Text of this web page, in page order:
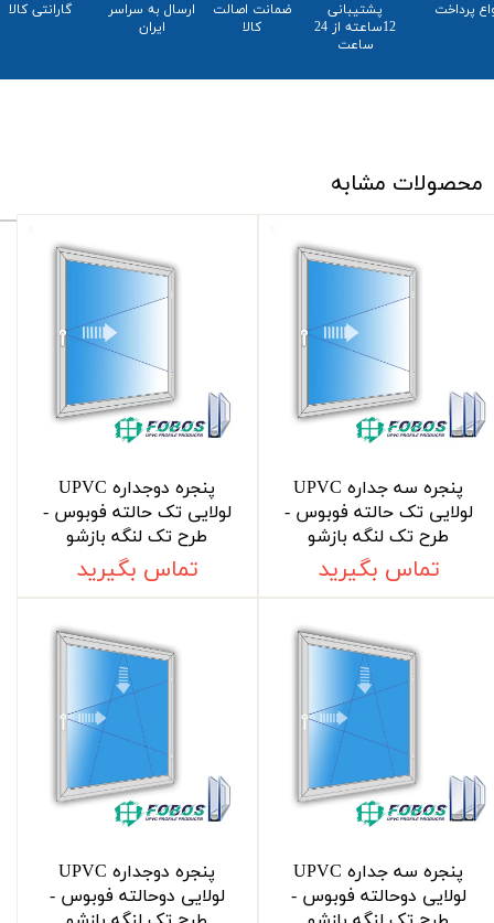
پرداخت
پشتیبانی
12ساعته از 24
ساعت
ضمانت اصالت
کالا
​ارسال به سراسر
ایران
​​گارانتی کالا
محصولات مشابه
پنجره سه جداره UPVC
لولایی تک حالته فوبوس -
طرح تک لنگه بازشو
تماس بگیرید
پنجره دوجداره UPVC
لولایی تک حالته فوبوس -
طرح تک لنگه بازشو
تماس بگیرید
پنجره سه جداره UPVC
لولایی دوحالته فوبوس -
پنجره دوجداره UPVC
لولایی دوحالته فوبوس -